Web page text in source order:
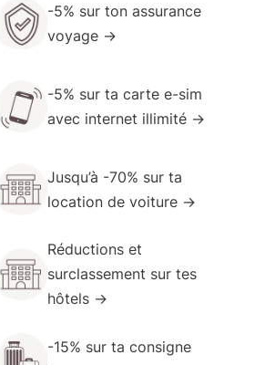
-5% sur tonassurance
voyage →
-5% sur ta cartee-sim
avec internet illimité →
Jusqu’à -70% sur ta
location de voiture →
Réductions et
surclassement sur tes
hôtels →
-15% sur taconsigne